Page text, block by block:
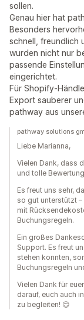
sollen.
Genau hier hat
Besonders
schnell, freundlich
wurden nicht nur
passende
eingerichtet.
Für Shopify-
Export sauberer
pathway aus
pathway solutions
Liebe Marianna,
Vielen Dank, dass
und tolle
Es freut uns sehr,
so gut unterstützt –
mit
Buchungsregeln.
Ein großes
Support. Es freut
stehen konnten,
Buchungsregeln
Vielen Dank für
darauf, euch auch
zu begleiten! 😊